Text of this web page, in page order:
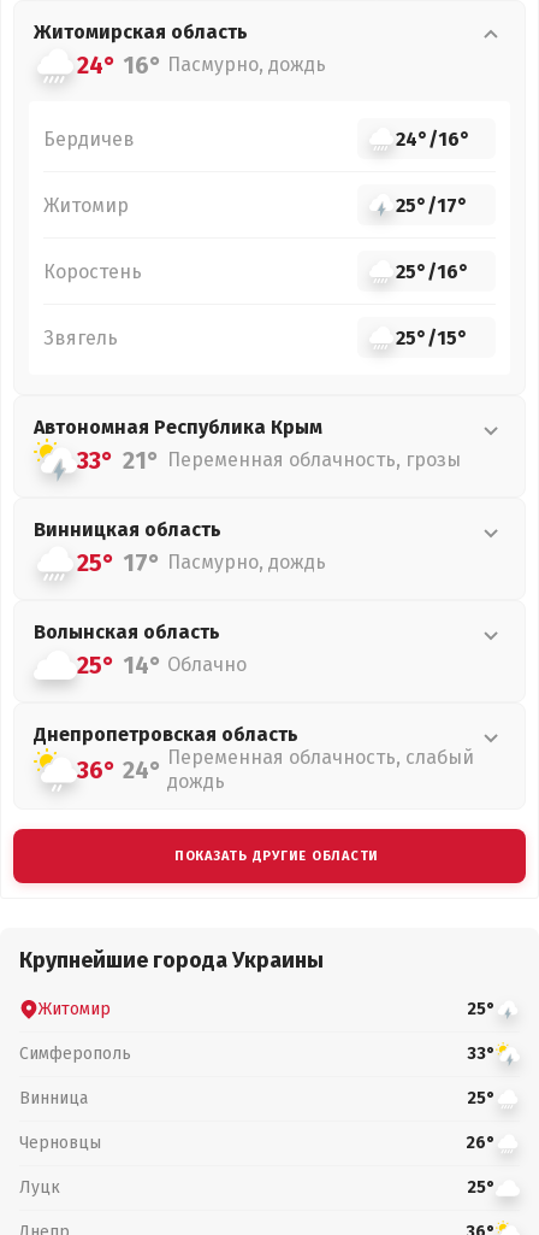
Житомирская область
24° 16° Пасмурно, дождь
Бердичев 24°/16°
Житомир 25°/17°
Коростень 25°/16°
Звягель 25°/15°
Автономная Республика Крым
33° 21° Переменная облачность, грозы
Винницкая область
25° 17° Пасмурно, дождь
Волынская область
25° 14° Облачно
Днепропетровская область
36° 24° Переменная облачность, слабый
дождь
ПОКАЗАТЬ ДРУГИЕ ОБЛАСТИ
Крупнейшие города Украины
Житомир 25°
Симферополь 33°
Винница 25°
Черновцы 26°
Луцк 25°